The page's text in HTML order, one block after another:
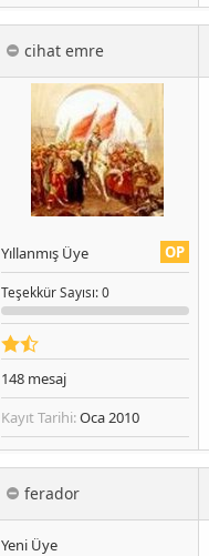
cihat emre
OP
Yıllanmış Üye
TeşekkürSayısı: 0
148 mesaj
Kayıt Tarihi:Oca 2010
ferador
Yeni Üye